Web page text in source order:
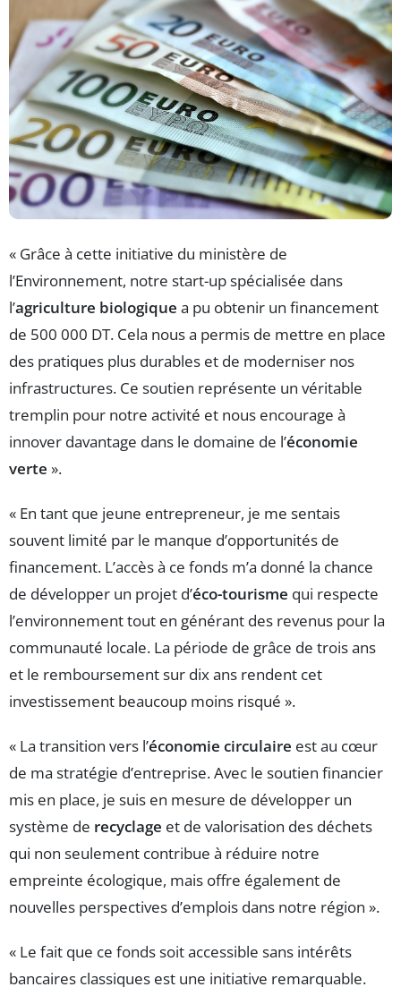
« Grâce à cette initiative du ministère de
l’Environnement, notre start-up spécialisée dans
l’agriculture biologique a pu obtenir un financement
de 500 000 DT. Cela nous a permis de mettre en place
des pratiques plus durables et de moderniser nos
infrastructures. Ce soutien représente un véritable
tremplin pour notre activité et nous encourage à
innover davantage dans le domaine de l’économie
verte ».
« En tant que jeune entrepreneur, je me sentais
souvent limité par le manque d’opportunités de
financement. L’accès à ce fonds m’a donné la chance
de développer un projet d’éco-tourisme qui respecte
l’environnement tout en générant des revenus pour la
communauté locale. La période de grâce de trois ans
et le remboursement sur dix ans rendent cet
investissement beaucoup moins risqué ».
« La transition vers l’économie circulaire est au cœur
de ma stratégie d’entreprise. Avec le soutien financier
mis en place, je suis en mesure de développer un
système de recyclage et de valorisation des déchets
qui non seulement contribue à réduire notre
empreinte écologique, mais offre également de
nouvelles perspectives d’emplois dans notre région ».
« Le fait que ce fonds soit accessible sans intérêts
bancaires classiques est une initiative remarquable.